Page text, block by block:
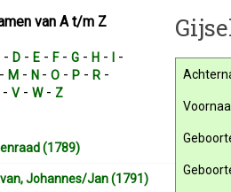
van A t/m Z
- D - E - F- G - H - -
M - N - O - P - R -
- V- W- Z
(1789)
Johannes/Jan (1791)